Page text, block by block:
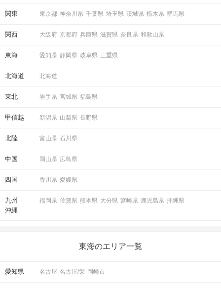
関東 東京都 神奈川県 千葉県 埼玉県 茨城県 栃木県 群馬県
関西 大阪府 京都府 兵庫県 滋賀県 奈良県 和歌山県
東海 愛知県 静岡県 岐阜県 三重県
北海道 北海道
東北 岩手県 宮城県 福島県
甲信越 新潟県 山梨県 長野県
北陸 富山県 石川県
中国 岡山県 広島県
四国 香川県 愛媛県
九州
沖縄
福岡県 佐賀県 熊本県 大分県 宮崎県 鹿児島県 沖縄県
東海のエリア一覧
愛知県 名古屋 名古屋/栄 岡崎市